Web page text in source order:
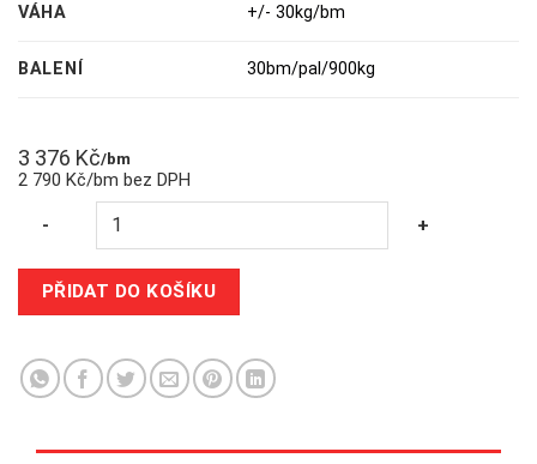
VÁHA +/- 30kg/bm
BALENÍ 30bm/pal/900kg
3 376 Kč/bm
2 790 Kč/bm bez DPH
- +
PŘIDAT DO KOŠÍKU